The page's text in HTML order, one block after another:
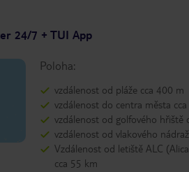
24/7 + TUI App
Poloha:
vzdálenost od pláže cca 400 m
vzdálenost do centra města
vzdálenost od golfového hřiště
vzdálenost od vlakového
Vzdálenost od letiště ALC
cca 55 km